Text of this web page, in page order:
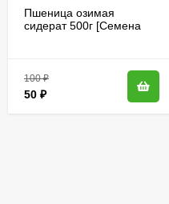
Пшеница озимая
сидерат 500г [Семена
100₽
50 ₽